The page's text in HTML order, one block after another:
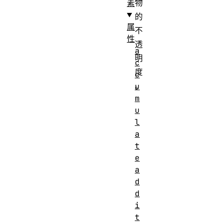
物
的
不
透
明
度
。
素
属
性
a
c
c
u
m
u
l
a
t
e
a
d
d
i
t